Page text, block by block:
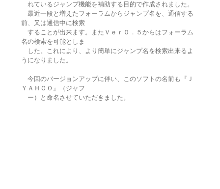
れているジャンプ機能を補助する目的で作成されました。
最近一段と増えたフォーラムからジャンプ名を、通信する
前、又は通信中に検索
することが出来ます。またＶｅｒ０．５からはフォーラム
名の検索を可能としま
した。これにより、より簡単にジャンプ名を検索出来るよ
うになりました。
今回のバージョンアップに伴い、このソフトの名前も『Ｊ
ＹＡＨＯＯ』（ジャフ
ー）と命名させていただきました。